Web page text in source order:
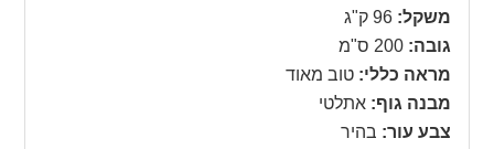
משקל: 96 ק"ג
גובה: 200 ס"מ
מראה כללי: טוב מאוד
מבנה גוף: אתלטי
צבע עור: בהיר